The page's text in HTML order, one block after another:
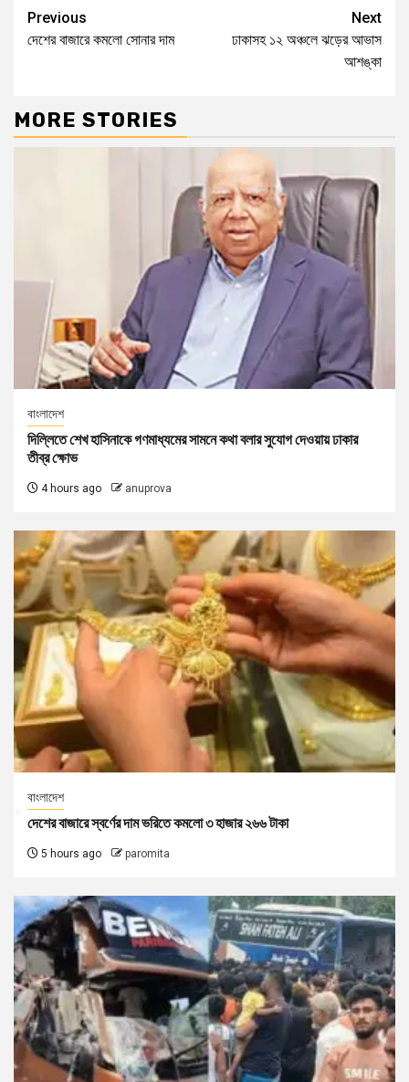
Previous
দেশের বাজারে কমলো সোনার দাম
Next
ঢাকাসহ ১২ অঞ্চলে ঝড়ের আভাস
আশঙ্কা
MORE STORIES
বাংলাদেশ
দিল্লিতে শেখ হাসিনাকে গণমাধ্যমের সামনে কথা বলার সুযোগ দেওয়ায় ঢাকার
তীব্র ক্ষোভ
4 hours ago anuprova
বাংলাদেশ
দেশের বাজারে স্বর্ণের দাম ভরিতে কমলো ৩ হাজার ২৬৬ টাকা
5 hours ago paromita